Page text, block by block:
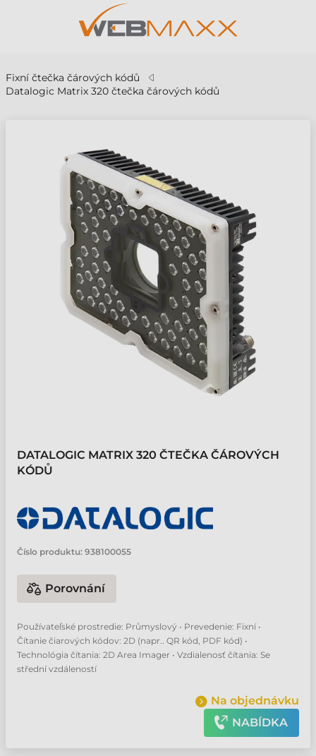
Fixní čtečka čárových kódů
Datalogic Matrix 320 čtečka čárových kódů
DATALOGIC MATRIX 320 ČTEČKA ČÁROVÝCH
KÓDŮ
Číslo produktu: 938100055
Porovnání
Používateľské prostredie: Průmyslový • Prevedenie: Fixní •
Čítanie čiarových kódov: 2D (napr.. QR kód, PDF kód) •
Technológia čítania: 2D Area Imager • Vzdialenosť čítania: Se
střední vzdáleností
Na objednávku
NABÍDKA